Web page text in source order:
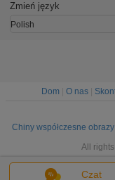
Czat
Zmień język
Polish
Dom O nas
Chiny współczesne
All